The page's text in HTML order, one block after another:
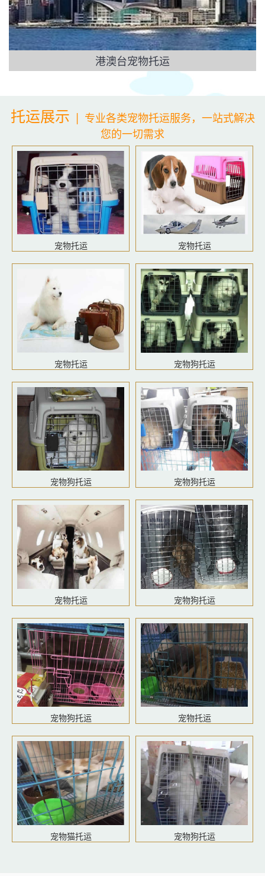
港澳台宠物托运
托运展示 | 专业各类宠物托运服务，一站式解决
您的一切需求
宠物托运 宠物托运
宠物托运 宠物狗托运
宠物狗托运 宠物狗托运
宠物托运 宠物狗托运
宠物狗托运 宠物托运
宠物猫托运 宠物狗托运